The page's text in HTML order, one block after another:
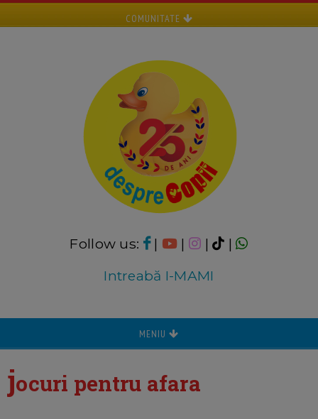
COMUNITATE
Follow us: | | |
|
Intreabă I-MAMI
MENIU
jocuri pentru afara